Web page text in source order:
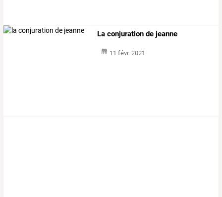
La conjuration de jeanne
11 févr. 2021